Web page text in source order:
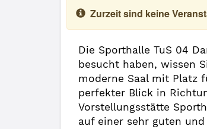
Zurzeit sind keine
Die Sporthalle TuS 04
besucht haben, wissen
moderne Saal mit Platz
perfekter Blick in
Vorstellungsstätte
auf einer sehr guten